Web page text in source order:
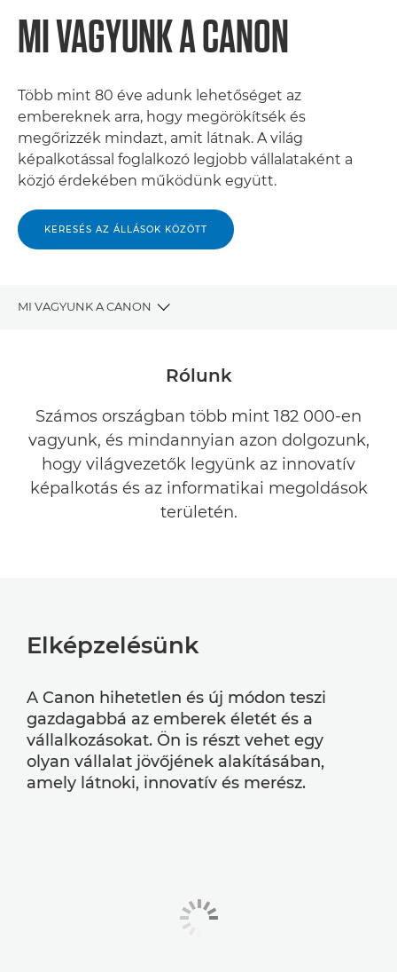
MI VAGYUNK A CANON
Több mint 80 éve adunk lehetőséget az
embereknek arra, hogy megörökítsék és
megőrizzék mindazt, amit látnak. A világ
képalkotással foglalkozó legjobb vállalataként a
közjó érdekében működünk együtt.
KERESÉS AZ ÁLLÁSOK KÖZÖTT
MI VAGYUNK A CANON
CSAPATOK ÉS FELADATUK
PÁLYAKEZDÉS
Rólunk
Számos országban több mint 182 000-en
vagyunk, és mindannyian azon dolgozunk,
hogy világvezetők legyünk az innovatív
képalkotás és az informatikai megoldások
területén.
Elképzelésünk
A Canon hihetetlen és új módon teszi
gazdagabbá az emberek életét és a
vállalkozásokat. Ön is részt vehet egy
olyan vállalat jövőjének alakításában,
amely látnoki, innovatív és merész.